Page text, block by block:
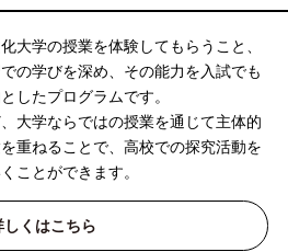
大学の授業を体験してもらうこと、
の学びを深め、その能力を入試でも
したプログラムです。
大学ならではの授業を通じて主体的
重ねることで、高校での探究活動を
ことができます。
しくはこちら